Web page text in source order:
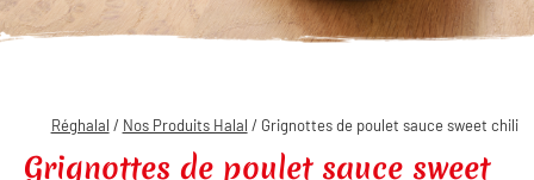
Réghalal / Nos Produits Halal / Grignottes de poulet sauce sweet chili
Grignottes de poulet sauce sweet